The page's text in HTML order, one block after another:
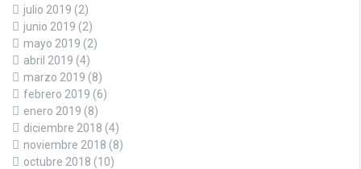
julio 2019 (2)
junio 2019 (2)
mayo 2019 (2)
abril 2019 (4)
marzo 2019 (8)
febrero 2019 (6)
enero 2019 (8)
diciembre 2018 (4)
noviembre 2018 (8)
octubre 2018 (10)